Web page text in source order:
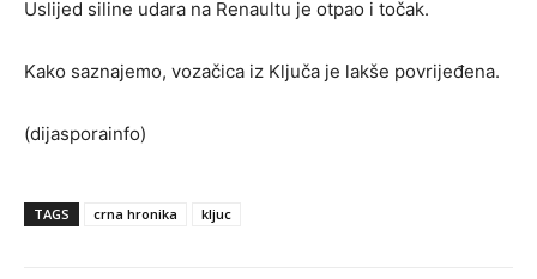
Uslijed siline udara na Renaultu je otpao i točak.
Kako saznajemo, vozačica iz Ključa je lakše povrijeđena.
(dijasporainfo)
TAGS crna hronika kljuc